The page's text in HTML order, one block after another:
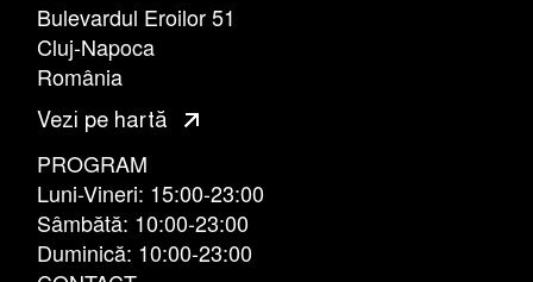
Bulevardul Eroilor 51
Cluj-Napoca
România
Vezi pe hartă
PROGRAM
Luni-Vineri: 15:00-23:00
Sâmbătă: 10:00-23:00
Duminică: 10:00-23:00